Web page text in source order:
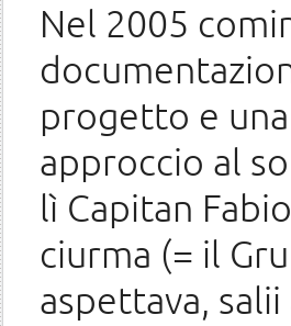
Nel 2005
progetto e
approccio al
lì Capitan
ciurma (= il
aspettava,